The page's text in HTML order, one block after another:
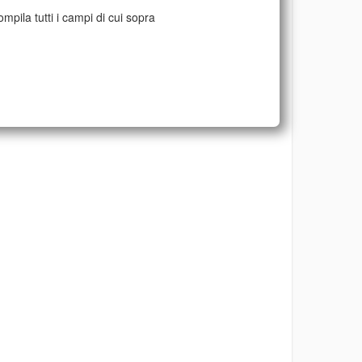
tutti i campi di cui sopra